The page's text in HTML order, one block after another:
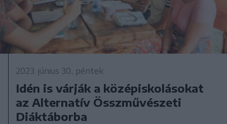
2023. június 30., péntek
Idén is várják a középiskolásokat
az Alternatív Összművészeti
Diáktáborba